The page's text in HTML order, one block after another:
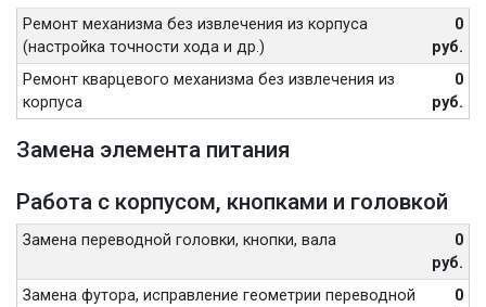
Ремонт механизма без извлечения из корпуса
(настройка точности хода и др.)
0
руб.
Ремонт кварцевого механизма без извлечения из
корпуса
0
руб.
Замена элемента питания
Работа с корпусом, кнопками и головкой
Замена переводной головки, кнопки, вала
0
руб.
Замена футора, исправление геометрии переводной
0